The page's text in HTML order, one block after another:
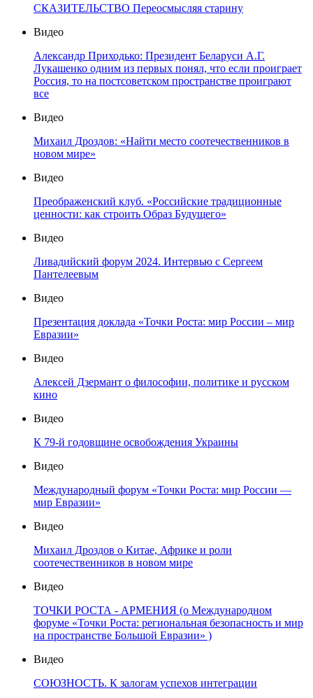
СКАЗИТЕЛЬСТВО Переосмысляя старину
Видео
Александр Приходько: Президент Беларуси А.Г.
Лукашенко одним из первых понял, что если проиграет
Россия, то на постсоветском пространстве проиграют
все
Видео
Михаил Дроздов: «Найти место соотечественников в
новом мире»
Видео
Преображенский клуб. «Российские традиционные
ценности: как строить Образ Будущего»
Видео
Ливадийский форум 2024. Интервью с Сергеем
Пантелеевым
Видео
Презентация доклада «Точки Роста: мир России – мир
Евразии»
Видео
Алексей Дзермант о философии, политике и русском
кино
Видео
К 79-й годовщине освобождения Украины
Видео
Международный форум «Точки Роста: мир России —
мир Евразии»
Видео
Михаил Дроздов о Китае, Африке и роли
соотечественников в новом мире
Видео
ТОЧКИ РОСТА - АРМЕНИЯ (о Международном
форуме «Точки Роста: региональная безопасность и мир
на пространстве Большой Евразии» )
Видео
СОЮЗНОСТЬ. К залогам успехов интеграции